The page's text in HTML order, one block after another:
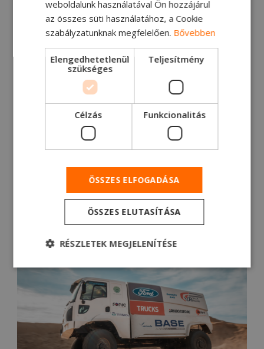
Elindult a Ford F-
Max hazai
értékesítése
Professzionális új szereplő a piacon
Olvasson bele!
weboldalunk használatával Ön hozzájárul
az összes süti használatához, a Cookie
szabályzatunknak megfelelően. Bővebben
Elengedhetetlenül
szükséges
Teljesítmény
Célzás Funkcionalitás
ÖSSZES ELFOGADÁSA
ÖSSZES ELUTASÍTÁSA
RÉSZLETEK MEGJELENÍTÉSE